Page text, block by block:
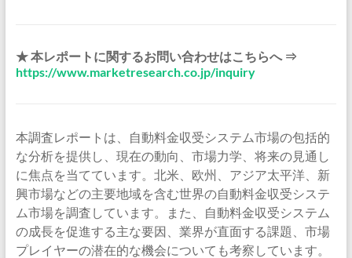
★ 本レポートに関するお問い合わせはこちらへ ⇒
https://www.marketresearch.co.jp/inquiry
本調査レポートは、自動料金収受システム市場の包括的
な分析を提供し、現在の動向、市場力学、将来の見通し
に焦点を当てています。北米、欧州、アジア太平洋、新
興市場などの主要地域を含む世界の自動料金収受システ
ム市場を調査しています。また、自動料金収受システム
の成長を促進する主な要因、業界が直面する課題、市場
プレイヤーの潜在的な機会についても考察しています。